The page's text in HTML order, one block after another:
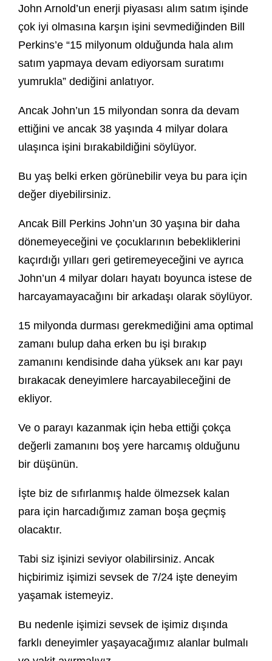
John Arnold’un enerji piyasası alım satım işinde
çok iyi olmasına karşın işini sevmediğinden Bill
Perkins’e “15 milyonum olduğunda hala alım
satım yapmaya devam ediyorsam suratımı
yumrukla” dediğini anlatıyor.
Ancak John’un 15 milyondan sonra da devam
ettiğini ve ancak 38 yaşında 4 milyar dolara
ulaşınca işini bırakabildiğini söylüyor.
Bu yaş belki erken görünebilir veya bu para için
değer diyebilirsiniz.
Ancak Bill Perkins John’un 30 yaşına bir daha
dönemeyeceğini ve çocuklarının bebekliklerini
kaçırdığı yılları geri getiremeyeceğini ve ayrıca
John’un 4 milyar doları hayatı boyunca istese de
harcayamayacağını bir arkadaşı olarak söylüyor.
15 milyonda durması gerekmediğini ama optimal
zamanı bulup daha erken bu işi bırakıp
zamanını kendisinde daha yüksek anı kar payı
bırakacak deneyimlere harcayabileceğini de
ekliyor.
Ve o parayı kazanmak için heba ettiği çokça
değerli zamanını boş yere harcamış olduğunu
bir düşünün.
İşte biz de sıfırlanmış halde ölmezsek kalan
para için harcadığımız zaman boşa geçmiş
olacaktır.
Tabi siz işinizi seviyor olabilirsiniz. Ancak
hiçbirimiz işimizi sevsek de 7/24 işte deneyim
yaşamak istemeyiz.
Bu nedenle işimizi sevsek de işimiz dışında
farklı deneyimler yaşayacağımız alanlar bulmalı